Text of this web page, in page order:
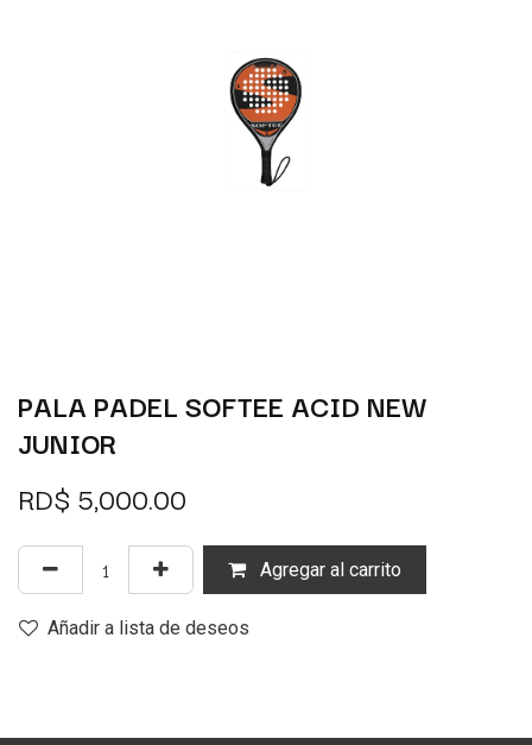
PALA PADEL SOFTEE ACID NEW
JUNIOR
RD$ 5,000.00
Agregar al carrito
Añadir a lista de deseos